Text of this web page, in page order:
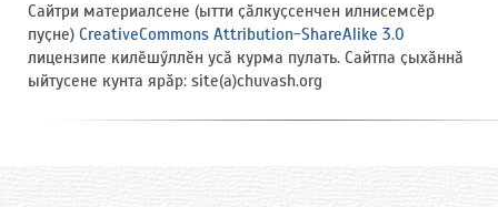
Сайтри материалсене (ытти ҫӑлкуҫсенчен илнисемсӗр
пуҫне) CreativeCommons Attribution-ShareAlike 3.0
лицензипе килӗшӳллӗн усӑ курма пулать. Сайтпа ҫыхӑннӑ
ыйтусене кунта ярӑр: site(a)chuvash.org